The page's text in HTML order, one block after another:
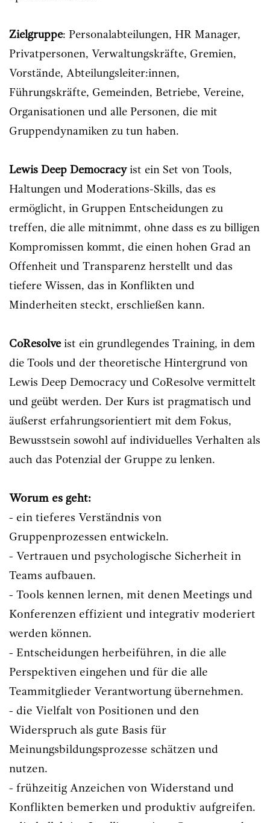
Zielgruppe: Personalabteilungen, HR Manager,
Privatpersonen, Verwaltungskräfte, Gremien,
Vorstände, Abteilungsleiter:innen,
Führungskräfte, Gemeinden, Betriebe, Vereine,
Organisationen und alle Personen, die mit
Gruppendynamiken zu tun haben.
Lewis Deep Democracyist ein Set von Tools,
Haltungen und Moderations-Skills, das es
ermöglicht, in Gruppen Entscheidungen zu
treffen, die alle mitnimmt, ohne dass es zu billigen
Kompromissen kommt, die einen hohen Grad an
Offenheit und Transparenz herstellt und das
tiefere Wissen, das in Konflikten und
Minderheiten steckt, erschließen kann.
CoResolveist ein grundlegendes Training, in dem
die Tools und der theoretische Hintergrund von
Lewis Deep Democracy und CoResolve vermittelt
und geübt werden. Der Kurs ist pragmatisch und
äußerst erfahrungsorientiert mit dem Fokus,
Bewusstsein sowohl auf individuelles Verhalten als
auch das Potenzial der Gruppe zu lenken.
Worum es geht:
- ein tieferes Verständnis von
Gruppenprozessen entwickeln.
- Vertrauen und psychologische Sicherheit in
Teams aufbauen.
- Tools kennen lernen, mit denen Meetings und
Konferenzen effizient und integrativ moderiert
werden können.
- Entscheidungen herbeiführen, in die alle
Perspektiven eingehen und für die alle
Teammitglieder Verantwortung übernehmen.
- die Vielfalt von Positionen und den
Widerspruch als gute Basis für
Meinungsbildungsprozesse schätzen und
nutzen.
- frühzeitig Anzeichen von Widerstand und
Konflikten bemerken und produktiv aufgreifen.